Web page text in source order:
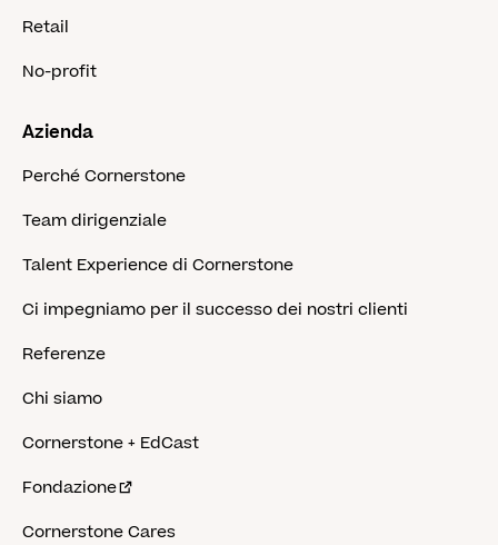
Retail
No-profit
Azienda
Perché Cornerstone
Team dirigenziale
Talent Experience di Cornerstone
Ci impegniamo per il successo dei nostri clienti
Referenze
Chi siamo
Cornerstone + EdCast
Fondazione
Cornerstone Cares